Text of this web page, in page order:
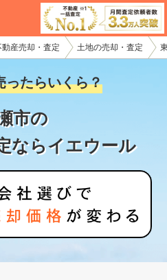
動産売却・査定 土地の売却・査定
ったらいくら？
市の
ならイエウール
会社様